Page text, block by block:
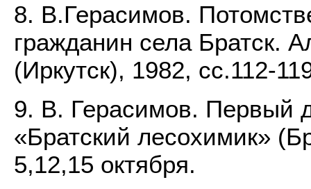
8. В.Герасимов.
гражданин села Братск.
(Иркутск), 1982, сс.112-
9. В. Герасимов. Первый
«Братский лесохимик»
5,12,15 октября.